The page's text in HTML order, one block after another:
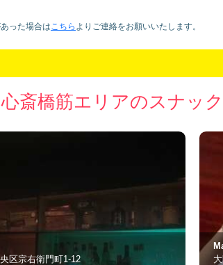
った場合はこちら より ご連絡をお願いいたします。
斎橋筋エリアのスナック
区東心斎橋2-4-29